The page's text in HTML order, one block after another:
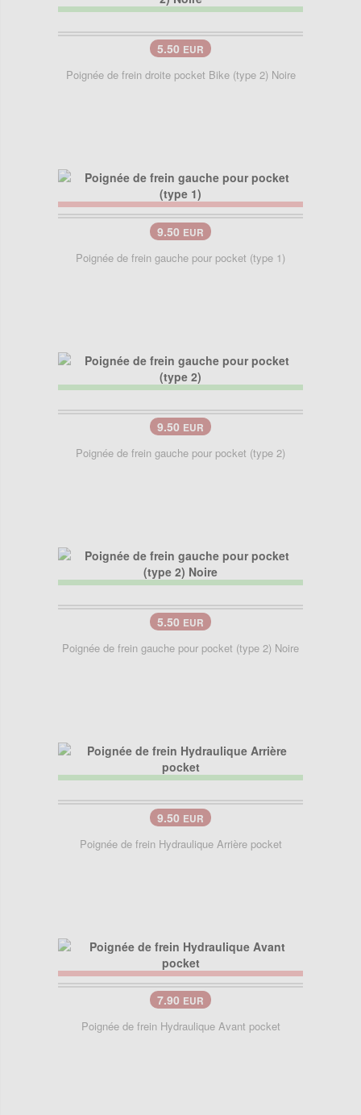
5.50 EUR
Poignée de frein droite pocket Bike (type 2) Noire
9.50 EUR
Poignée de frein gauche pour pocket (type 1)
9.50 EUR
Poignée de frein gauche pour pocket (type 2)
5.50 EUR
Poignée de frein gauche pour pocket (type 2) Noire
9.50 EUR
Poignée de frein Hydraulique Arrière pocket
7.90 EUR
Poignée de frein Hydraulique Avant pocket